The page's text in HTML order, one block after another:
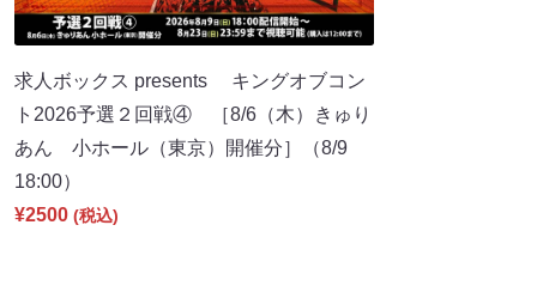
求人ボックス presents キングオブコン
ト2026予選２回戦④ ［8/6（木）きゅり
あん 小ホール（東京）開催分］（8/9
18:00）
¥2500 (税込)